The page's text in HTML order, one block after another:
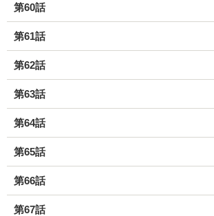
第60話
第61話
第62話
第63話
第64話
第65話
第66話
第67話